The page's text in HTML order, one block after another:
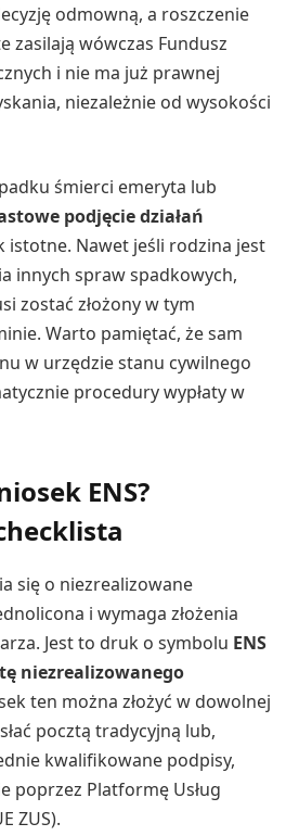
odmowną, a roszczenie
zasilają wówczas Fundusz
i nie ma już prawnej
niezależnie od wysokości
śmierci emeryta lub
podjęcie działań
istotne. Nawet jeśli rodzina jest
innych spraw spadkowych,
zostać złożony w tym
Warto pamiętać, że sam
w urzędzie stanu cywilnego
procedury wypłaty w
ENS?
się o niezrealizowane
i wymaga złożenia
Jest to druk o symbolu ENS
niezrealizowanego
ten można złożyć w dowolnej
pocztą tradycyjną lub,
kwalifikowane podpisy,
poprzez Platformę Usług
ZUS).